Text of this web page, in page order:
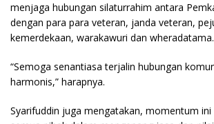
menjaga hubungan silaturrahim antara
dengan para para veteran, janda veteran,
kemerdekaan, warakawuri dan wheradatama.
“Semoga senantiasa terjalin hubungan
harmonis,” harapnya.
Syarifuddin juga mengatakan, momentum